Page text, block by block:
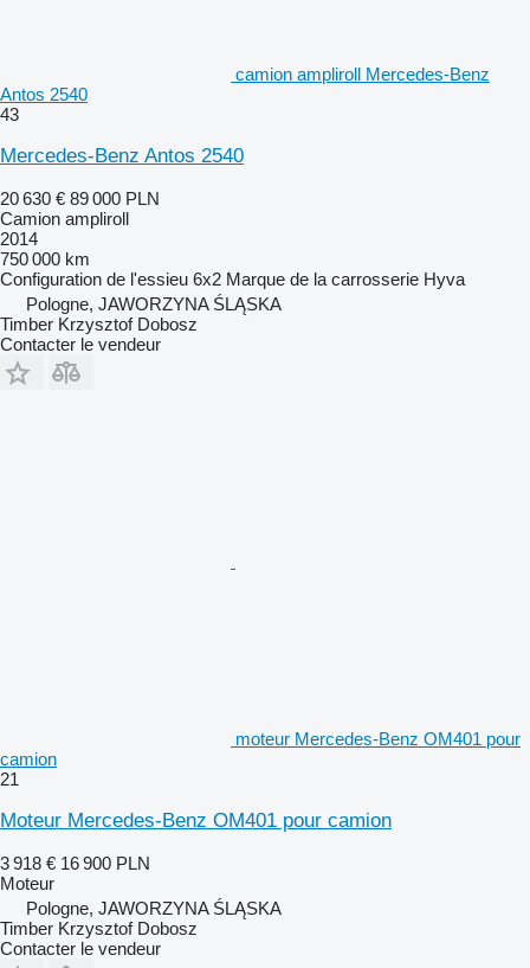
camion ampliroll Mercedes-Benz
Antos 2540
43
Mercedes-Benz Antos 2540
20 630 € 89 000 PLN
Camion ampliroll
2014
750 000 km
Configuration de l'essieu 6x2 Marque de la carrosserie Hyva
Pologne, JAWORZYNA ŚLĄSKA
Timber Krzysztof Dobosz
Contacter le vendeur
moteur Mercedes-Benz OM401 pour
camion
21
Moteur Mercedes-Benz OM401 pour camion
3 918 € 16 900 PLN
Moteur
Pologne, JAWORZYNA ŚLĄSKA
Timber Krzysztof Dobosz
Contacter le vendeur